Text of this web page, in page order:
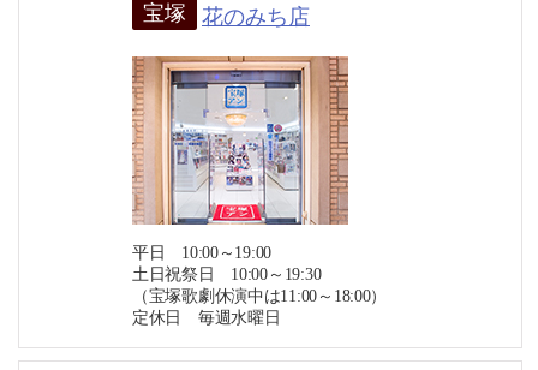
宝塚 花のみち店
平日 10:00～19:00
土日祝祭日 10:00～19:30
（宝塚歌劇休演中は11:00～18:00）
定休日 毎週水曜日